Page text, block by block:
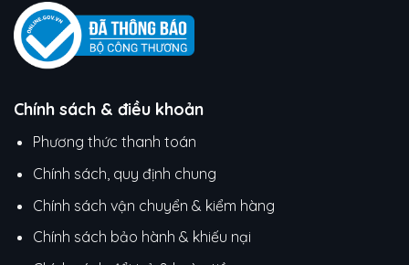
Chính sách & điều khoản
Phương thức thanh toán
Chính sách, quy định chung
Chính sách vận chuyển & kiểm hàng
Chính sách bảo hành & khiếu nại